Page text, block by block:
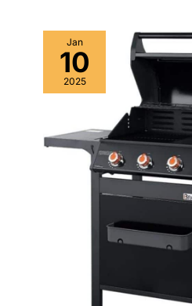
Jan
10
2025